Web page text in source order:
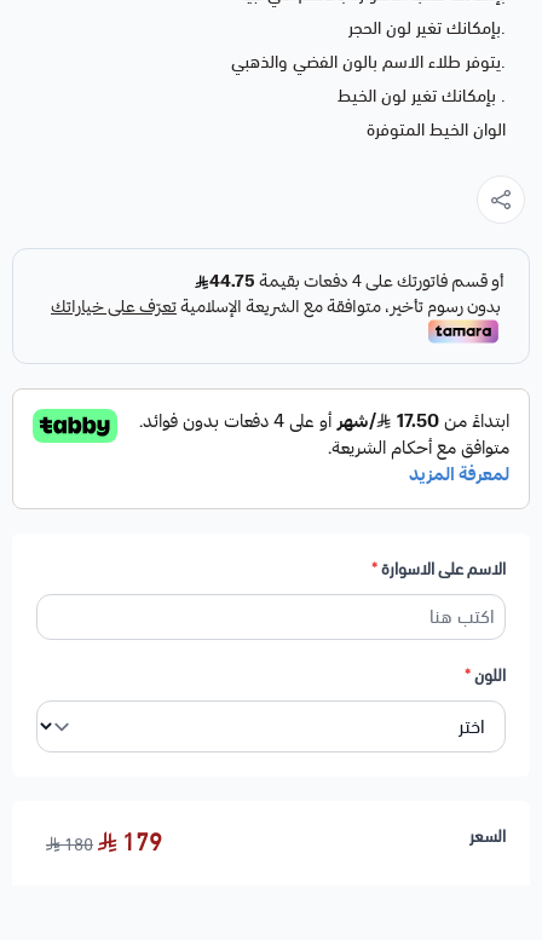
.بإمكانك تغير لون الحجر
.يتوفر طلاء الاسم بالون الفضي والذهبي
. بإمكانك تغير لون الخيط
الوان الخيط المتوفرة
الاسم على الاسوارة*
اللون*
السعر 179
180